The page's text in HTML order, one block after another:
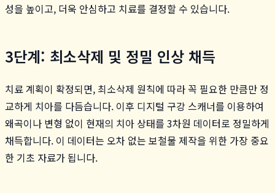
성을 높이고, 더욱 안심하고 치료를 결정할 수 있습니다.
3단계: 최소삭제 및 정밀 인상 채득
치료 계획이 확정되면, 최소삭제 원칙에 따라 꼭 필요한 만큼만 정
교하게 치아를 다듬습니다. 이후 디지털 구강 스캐너를 이용하여
왜곡이나 변형 없이 현재의 치아 상태를 3차원 데이터로 정밀하게
채득합니다. 이 데이터는 오차 없는 보철물 제작을 위한 가장 중요
한 기초 자료가 됩니다.